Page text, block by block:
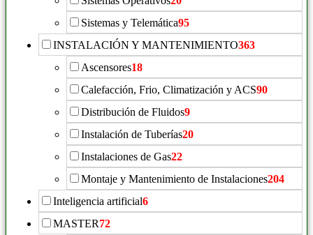
Sistemas y Telemática95
INSTALACIÓN Y MANTENIMIENTO363
Ascensores18
Calefacción, Frio, Climatización y ACS90
Distribución de Fluidos9
Instalación de Tuberías20
Instalaciones de Gas22
Montaje y Mantenimiento de Instalaciones204
Inteligencia artificial6
MASTER72